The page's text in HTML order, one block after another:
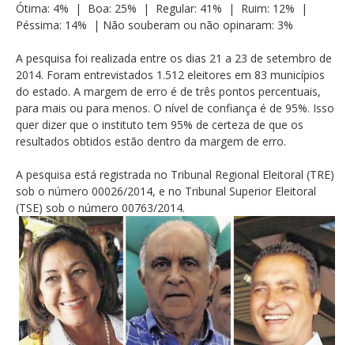
Ótima: 4% | Boa: 25% | Regular: 41% | Ruim: 12% |
Péssima: 14% | Não souberam ou não opinaram: 3%
A pesquisa foi realizada entre os dias 21 a 23 de setembro de
2014. Foram entrevistados 1.512 eleitores em 83 municípios
do estado. A margem de erro é de três pontos percentuais,
para mais ou para menos. O nível de confiança é de 95%. Isso
quer dizer que o instituto tem 95% de certeza de que os
resultados obtidos estão dentro da margem de erro.
A pesquisa está registrada no Tribunal Regional Eleitoral (TRE)
sob o número 00026/2014, e no Tribunal Superior Eleitoral
(TSE) sob o número 00763/2014.